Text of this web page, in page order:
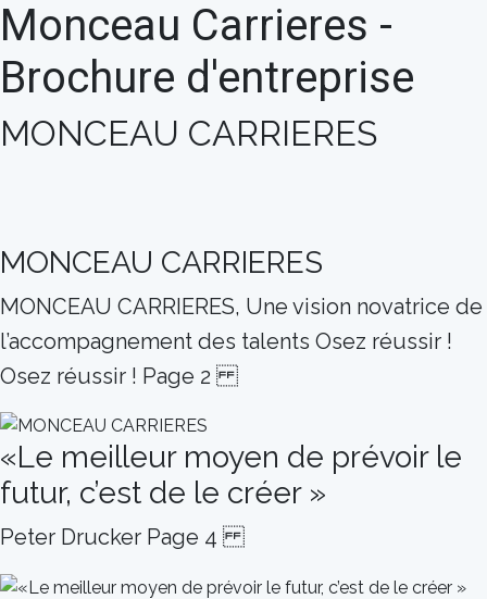
Monceau Carrieres -
Brochure d'entreprise
MONCEAU CARRIERES
MONCEAU CARRIERES
MONCEAU CARRIERES, Une vision novatrice de
l’accompagnement des talents Osez réussir !
Osez réussir ! Page 2
«Le meilleur moyen de prévoir le
futur, c’est de le créer »
Peter Drucker Page 4